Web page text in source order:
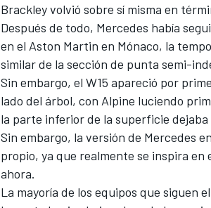
Brackley volvió sobre sí misma en
Después de todo, Mercedes había
en el Aston Martin en Mónaco, la
similar de la sección de punta semi-
Sin embargo, el W15 apareció por
lado del árbol, con Alpine luciendo
la parte inferior de la superficie
Sin embargo, la versión de Mercedes
propio, ya que realmente se inspira en
ahora.
La mayoría de los equipos que siguen